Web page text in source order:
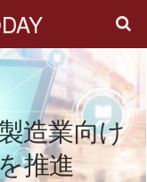
造業向け
推進